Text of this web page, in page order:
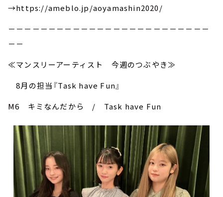
→https://ameblo.jp/aoyamashin2020/
－－－－－－－－－－－－－－－－－－－－－－－－－
－－
≪マンスリーアーティスト 今週のつぶやき≫
8月の担当『Task have Fun』
M6 キミなんだから / Task have Fun